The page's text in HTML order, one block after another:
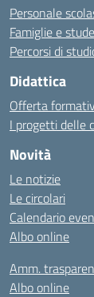
Personale
Famiglie e
Percorsi di
Didattica
Offerta
I progetti delle
Novità
Le notizie
Le circolari
Calendario
Albo online
Amm.
Albo online